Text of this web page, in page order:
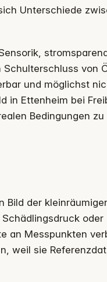
Unterschiede
von
und möglichst
in Ettenheim bei
Bedingungen zu
Bild der
oder
an Messpunkten
weil sie